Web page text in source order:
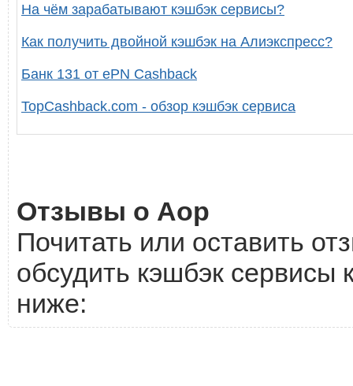
На чём зарабатывают кэшбэк сервисы?
Как получить двойной кэшбэк на Алиэкспресс?
Банк 131 от ePN Cashback
TopCashback.com - обзор кэшбэк сервиса
Отзывы о Aop
Почитать или оставить
обсудить кэшбэк сервисы
ниже: